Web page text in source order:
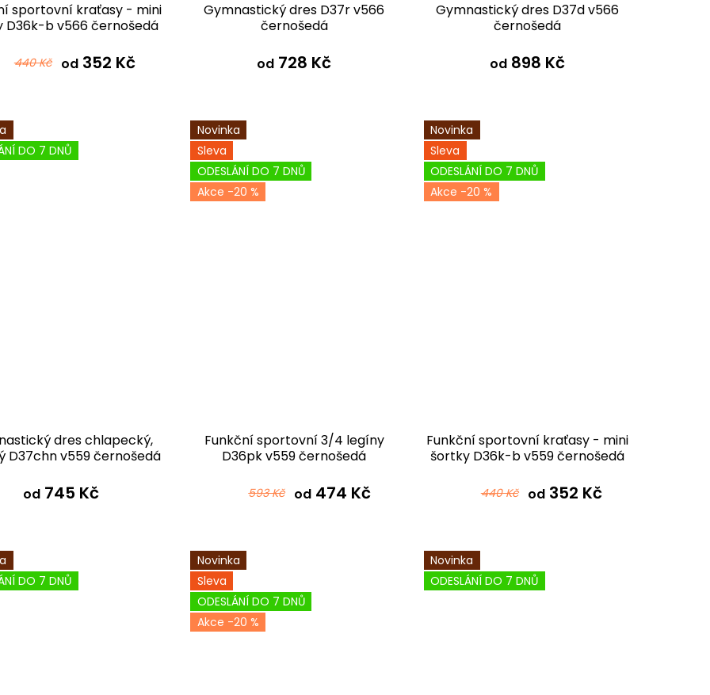
sportovní kraťasy - mini
D36k-b v566 černošedá
440 Kč od352 Kč
Gymnastický dres D37r v566
černošedá
od 728 Kč
Gymnastický dres D37d v566
černošedá
od 898 Kč
DO 7 DNŮ
dres chlapecký,
D37chn v559 černošedá
od745 Kč
Novinka
Sleva
ODESLÁNÍ DO 7 DNŮ
-20 %
Funkční sportovní 3/4 legíny
D36pk v559 černošedá
593 Kč od 474 Kč
Novinka
Sleva
ODESLÁNÍ DO 7 DNŮ
-20 %
Funkční sportovní kraťasy - mini
šortky D36k-b v559 černošedá
440 Kč od352 Kč
DO 7 DNŮ
Novinka
Sleva
ODESLÁNÍ DO 7 DNŮ
-20 %
Novinka
ODESLÁNÍ DO 7 DNŮ